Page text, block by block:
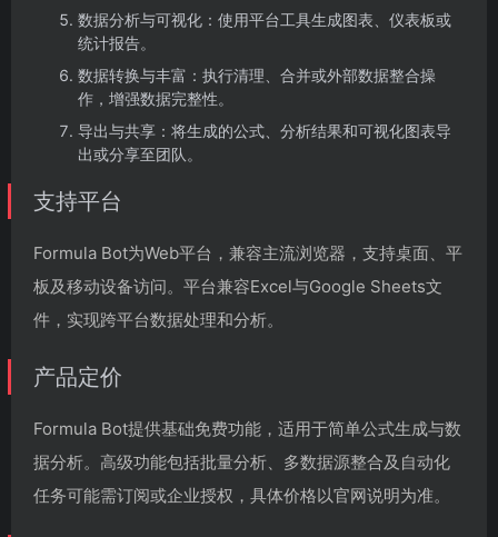
数据分析与可视化：使用平台工具生成图表、仪表板或
统计报告。
数据转换与丰富：执行清理、合并或外部数据整合操
作，增强数据完整性。
导出与共享：将生成的公式、分析结果和可视化图表导
出或分享至团队。
支持平台
Formula Bot为Web平台，兼容主流浏览器，支持桌面、平
板及移动设备访问。平台兼容Excel与Google Sheets文
件，实现跨平台数据处理和分析。
产品定价
Formula Bot提供基础免费功能，适用于简单公式生成与数
据分析。高级功能包括批量分析、多数据源整合及自动化
任务可能需订阅或企业授权，具体价格以官网说明为准。